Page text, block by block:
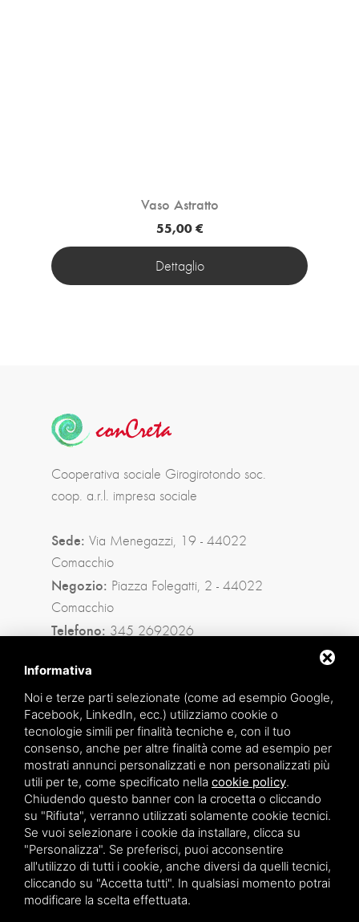
Vaso Astratto
55,00 €
Dettaglio
Cooperativa sociale Girogirotondo soc.
coop. a.r.l. impresa sociale
Sede: Via Menegazzi, 19 - 44022
Comacchio
Negozio: Piazza Folegatti, 2 - 44022
Comacchio
Telefono: 345 2692026
Privacy policy
Facebook
Instagram
Whatsapp
Informativa
Noi e terze parti selezionate (come ad esempio Google,
Facebook, LinkedIn, ecc.) utilizziamo cookie o
tecnologie simili per finalità tecniche e, con il tuo
consenso, anche per altre finalità come ad esempio per
mostrati annunci personalizzati e non personalizzati più
utili per te, come specificato nella cookie policy.
Chiudendo questo banner con la crocetta o cliccando
su "Rifiuta", verranno utilizzati solamente cookie tecnici.
Se vuoi selezionare i cookie da installare, clicca su
"Personalizza". Se preferisci, puoi acconsentire
all'utilizzo di tutti i cookie, anche diversi da quelli tecnici,
cliccando su "Accetta tutti". In qualsiasi momento potrai
modificare la scelta effettuata.